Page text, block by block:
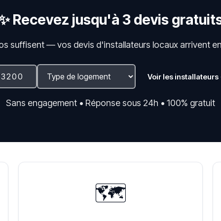
Recevez jusqu'à 3 devis
suffisent — vos devis d'installateurs locaux arrivent
Voir les
Sans engagement • Réponse sous 24h • 100% gratuit
🗺️